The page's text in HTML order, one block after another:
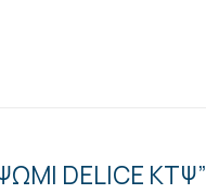
DELICE ΚΤΨ”